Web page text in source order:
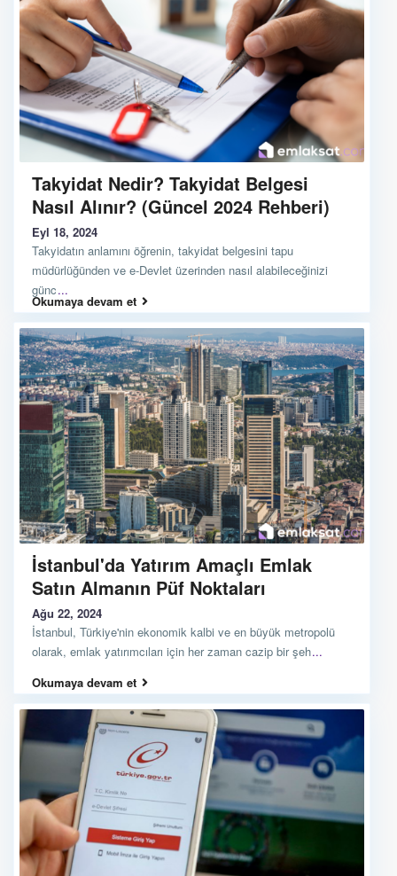
Takyidat Nedir? Takyidat Belgesi
Nasıl Alınır? (Güncel 2024 Rehberi)
Eyl 18, 2024
Takyidatın anlamını öğrenin, takyidat belgesini tapu
müdürlüğünden ve e-Devlet üzerinden nasıl alabileceğinizi
günc...
Okumaya devam et
İstanbul'da Yatırım Amaçlı Emlak
Satın Almanın Püf Noktaları
Ağu 22, 2024
İstanbul, Türkiye'nin ekonomik kalbi ve en büyük metropolü
olarak, emlak yatırımcıları için her zaman cazip bir şeh...
Okumaya devam et